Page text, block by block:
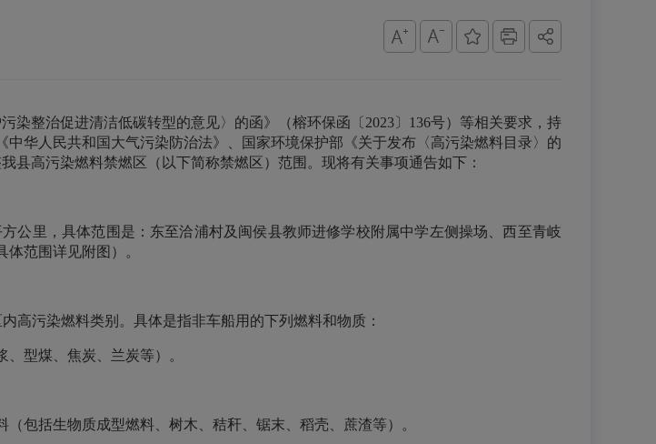
染整治促进清洁低碳转型的意见〉的函》（榕环保函〔2023〕136号）等相关要求，持
华人民共和国大气污染防治法》、国家环境保护部《关于发布〈高污染燃料目录〉的
县高污染燃料禁燃区（以下简称禁燃区）范围。现将有关事项通告如下：
公里，具体范围是：东至洽浦村及闽侯县教师进修学校附属中学左侧操场、西至青岐
范围详见附图）。
高污染燃料类别。具体是指非车船用的下列燃料和物质：
型煤、焦炭、兰炭等）。
包括生物质成型燃料、树木、秸秆、锯末、稻壳、蔗渣等）。